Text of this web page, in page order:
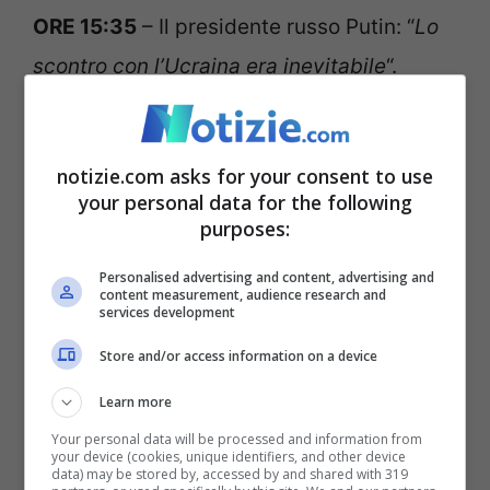
ORE 15:35 – Il presidente russo Putin: “Lo
scontro con l’Ucraina era inevitabile“.
– Appello del G7 a Mosca:
Fermi subito l’aggressione in Ucraina “.
– Il patriarca Kirill: “
vuole cancellare la nostra Cultura“.
ORE 13:50– Vladimir Putin ha firmato una
legge che consente il richiamo in servizio
militare di cittadini con una condanna non
estinta per una serie di gravi crimini.
notizie.com asks for your consent to use
your personal data for the following
purposes:
Personalised advertising and content, advertising and
content measurement, audience research and
services development
Store and/or access information on a device
Learn more
Your personal data will be processed and information from
your device (cookies, unique identifiers, and other device
data) may be stored by, accessed by and shared with 319